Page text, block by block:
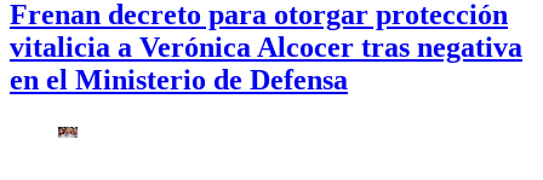
Frenan decreto para otorgar protección
vitalicia a Verónica Alcocer tras negativa
en el Ministerio de Defensa